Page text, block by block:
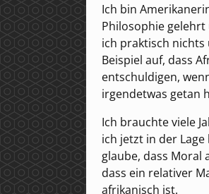
Ich bin
Philosophie gelehrt
ich praktisch
Beispiel auf, dass
entschuldigen,
irgendetwas getan
Ich brauchte viele
ich jetzt in der
glaube, dass Moral
dass ein relativer
afrikanisch ist.